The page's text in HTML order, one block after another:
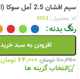
سیم افشان 2.5 آمل سوکا (اصلی)
کد محصول : 5913
رنگ بدنه
افزودن به سبد خرید
۷۰,۳۶۰ تومان ۶۴,۰۰۰تومان
انتخاب گزینه ها